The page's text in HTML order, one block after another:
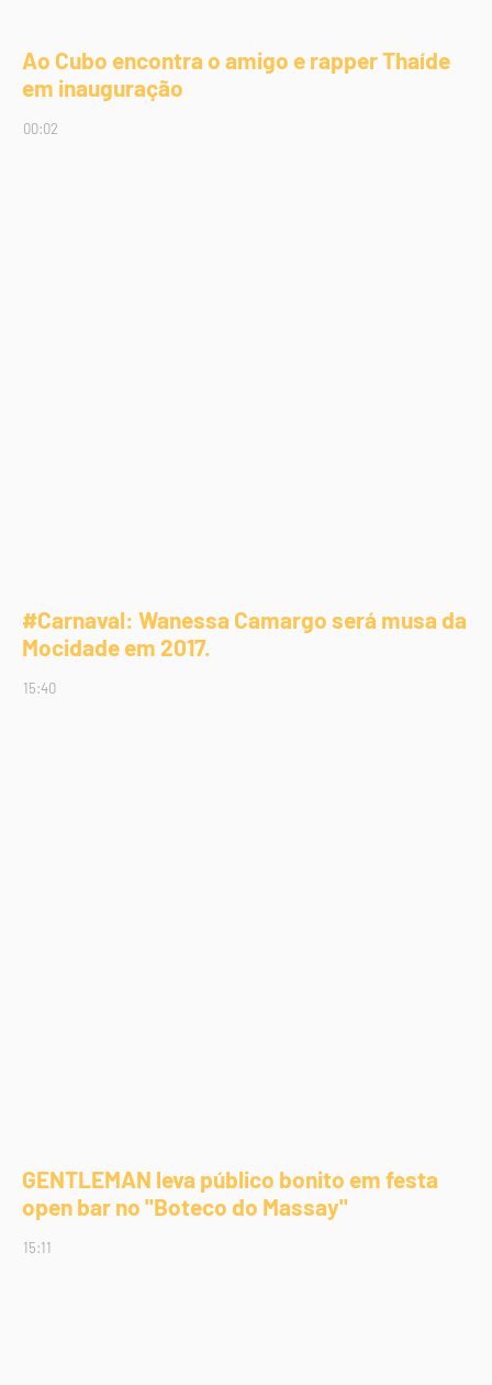
Ao Cubo encontra o amigo e rapper Thaíde
em inauguração
00:02
#Carnaval: Wanessa Camargo será musa da
Mocidade em 2017.
15:40
GENTLEMAN leva público bonito em festa
open bar no "Boteco do Massay"
15:11